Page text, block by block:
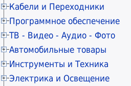
Карты SD
Карты microSD
Карты Compact Flash
Картридеры внешние
Флешки USB 4ГБ
Флешки USB 16ГБ
Флешки USB 32ГБ
Кабели и Переходники
Кабели USB
Удлинители USB
Разветвители USB
Кабели micro USB
Кабели mini USB
Кабели USB Type-C
Конвертеры USB Type-C
Программное обеспечение
Антивирусы KASPERSKY
Антивирусы ESET NOD32
Антивирусы Dr.WEB
Microsoft Windows
Microsoft Office
ТВ - Видео - Аудио - Фото
Телевизоры 20" - 29"
Телевизоры 40" - 49"
Телевизоры 50" - 59"
Автомобильные товары
Автовидеорегистраторы
Карты microSD
GPS навигаторы
Инструменты и Техника
Перфораторы
Электрика и Освещение